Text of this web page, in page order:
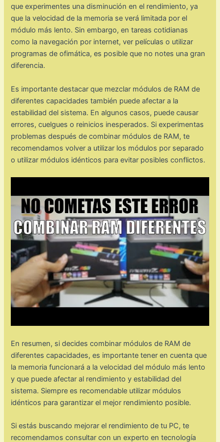
que experimentes una disminución en el rendimiento, ya
que la velocidad de la memoria se verá limitada por el
módulo más lento. Sin embargo, en tareas cotidianas
como la navegación por internet, ver películas o utilizar
programas de ofimática, es posible que no notes una gran
diferencia.
Es importante destacar que mezclar módulos de RAM de
diferentes capacidades también puede afectar a la
estabilidad del sistema. En algunos casos, puede causar
errores, cuelgues o reinicios inesperados. Si experimentas
problemas después de combinar módulos de RAM, te
recomendamos volver a utilizar los módulos por separado
o utilizar módulos idénticos para evitar posibles conflictos.
En resumen, si decides combinar módulos de RAM de
diferentes capacidades, es importante tener en cuenta que
la memoria funcionará a la velocidad del módulo más lento
y que puede afectar al rendimiento y estabilidad del
sistema. Siempre es recomendable utilizar módulos
idénticos para garantizar el mejor rendimiento posible.
Si estás buscando mejorar el rendimiento de tu PC, te
recomendamos consultar con un experto en tecnología